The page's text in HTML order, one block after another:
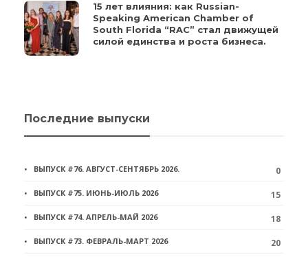
15 лет влияния: как Russian-
Speaking American Chamber of
South Florida “RAC” стал движущей
силой единства и роста бизнеса.
Последние выпуски
ВЫПУСК #76. АВГУСТ-СЕНТЯБРЬ 2026. 0
ВЫПУСК #75. ИЮНЬ-ИЮЛЬ 2026 15
ВЫПУСК #74. АПРЕЛЬ-МАЙ 2026 18
ВЫПУСК #73. ФЕВРАЛЬ-МАРТ 2026 20